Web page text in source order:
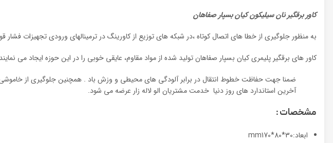
کاور برقگیر نان سیلیکون کیان بسپار صفاهان
به منظور جلوگیری از خطا های اتصال کوتاه ،در شبکه های توزیع از کاورینگ در ترمینالهای ورودی تجهیزات فشار
کاور های برقگیر پلیمری کیان بسپار صفاهان تولید شده از مواد مقاوم، عایقی خوبی را در این حوزه ایجاد می
ضمنا جهت حفاظت خطوط انتقال در برابر آلودگی های محیطی و وزش باد . همچنین جلوگیری از خاموشی در
آخرین استاندارد های روز دنیا خدمت مشتریان الو لاله زار عرضه می شود.
مشخصات :
ابعاد:mm170*80*30